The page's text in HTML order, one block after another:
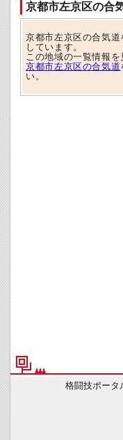
京都市左京区の合
京都市左京区の合気
しています。
この地域の一覧情報を
京都市左京区の合気道
い。
格闘技ポータ